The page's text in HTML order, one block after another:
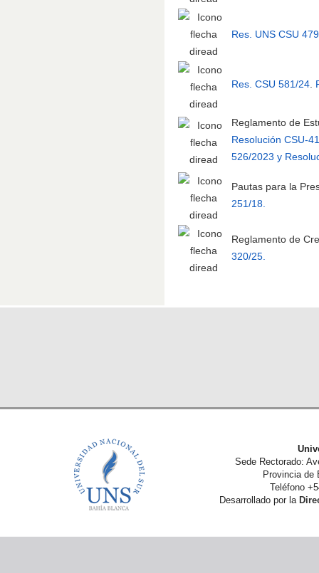
Res. UNS CSU
Res. CSU 581/24.
Reglamento de
Resolución CSU-
526/2023 y
Pautas para la
251/18.
Reglamento de
320/25.
Sede Rectorado:
Provincia de
Teléfono
Desarrollado por la